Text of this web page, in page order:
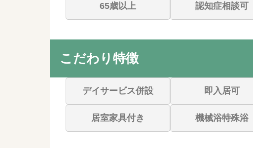
65歳以上 認知症相談可
こだわり特徴
デイサービス併設 即入居可
居室家具付き 機械浴特殊浴